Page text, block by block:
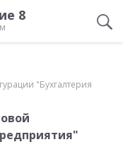
8
"Бухгалтерия